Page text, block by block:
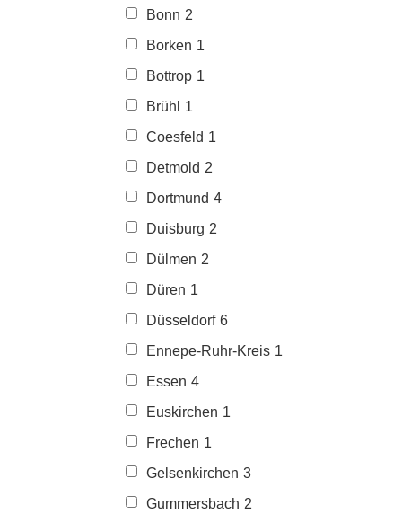
Bonn 2
Borken 1
Bottrop 1
Brühl
1
Coesfeld 1
Detmold 2
Dortmund 4
Duisburg 2
Dülmen 2
Düren 1
Düsseldorf 6
Ennepe-Ruhr-Kreis 1
Essen 4
Euskirchen 1
Frechen 1
Gelsenkirchen 3
Gummersbach 2